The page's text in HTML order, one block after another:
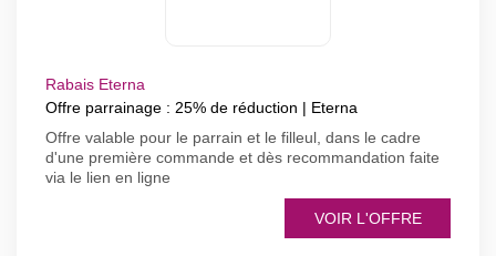
Rabais Eterna
Offre parrainage : 25% de réduction | Eterna
Offre valable pour le parrain et le filleul, dans le cadre
d'une première commande et dès recommandation faite
via le lien en ligne
VOIR L'OFFRE